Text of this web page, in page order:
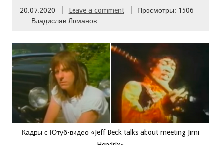
20.07.2020 Leave a comment
Просмотры: 1506
Владислав Ломанов
Кадры с Ютуб-видео «Jeff Beck talks about meeting Jimi